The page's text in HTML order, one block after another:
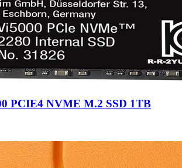
PCIE4 NVME M.2 SSD 1TB